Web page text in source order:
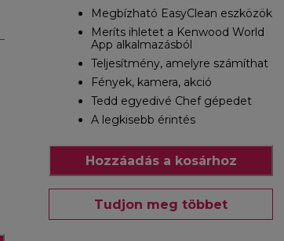
Megbízható EasyClean eszközök
Meríts ihletet a Kenwood World
App alkalmazásból
Teljesítmény, amelyre számíthat
Fények, kamera, akció
Tedd egyedivé Chef gépedet
A legkisebb érintés
Hozzáadás a kosárhoz
Tudjon meg többet